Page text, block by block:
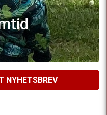
NYHETSBREV